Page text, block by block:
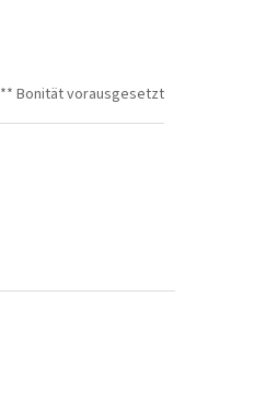
** Bonität vorausgesetzt